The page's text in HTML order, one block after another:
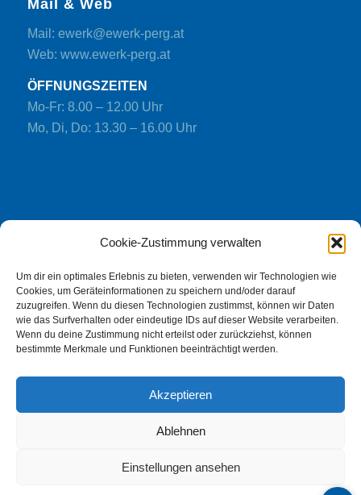
Cookie-Zustimmung verwalten
Um dir ein optimales Erlebnis zu bieten, verwenden wir Technologien wie
Cookies, um Geräteinformationen zu speichern und/oder darauf
zuzugreifen. Wenn du diesen Technologien zustimmst, können wir Daten
wie das Surfverhalten oder eindeutige IDs auf dieser Website verarbeiten.
Wenn du deine Zustimmung nicht erteilst oder zurückziehst, können
bestimmte Merkmale und Funktionen beeinträchtigt werden.
Akzeptieren
Ablehnen
Einstellungen ansehen
Mail & Web
Mail: ewerk@ewerk-perg.at
Web: www.ewerk-perg.at
ÖFFNUNGSZEITEN
Mo-Fr: 8.00 – 12.00 Uhr
Mo, Di, Do: 13.30 – 16.00 Uhr
Häufig gestellte Fragen
Presse/Sponsoringanfragen
Impressum
Datenschutzerklärung
Cookie-Richtlinie (EU)
Barrierefreiheitserklärung